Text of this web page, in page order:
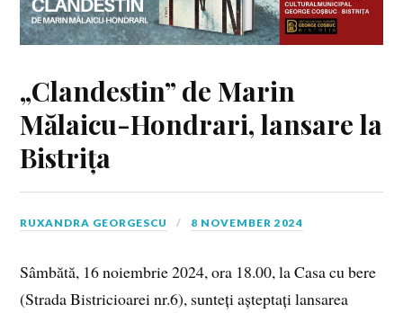
„Clandestin” de Marin
Mălaicu-Hondrari, lansare la
Bistrița
RUXANDRA GEORGESCU 8 NOVEMBER 2024
Sâmbătă, 16 noiembrie 2024, ora 18.00, la Casa cu bere
(Strada Bistricioarei nr.6), sunteți așteptați lansarea